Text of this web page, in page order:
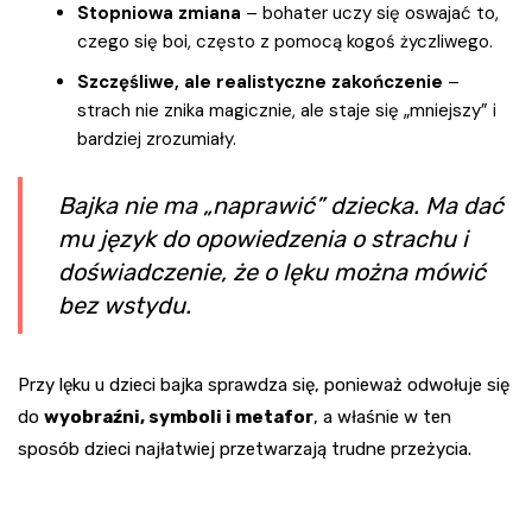
Stopniowa zmiana – bohater uczy się oswajać to,
czego się boi, często z pomocą kogoś życzliwego.
Szczęśliwe, ale realistyczne zakończenie –
strach nie znika magicznie, ale staje się „mniejszy” i
bardziej zrozumiały.
Bajka nie ma „naprawić” dziecka. Ma dać
mu język do opowiedzenia o strachu i
doświadczenie, że o lęku można mówić
bez wstydu.
Przy lęku u dzieci bajka sprawdza się, ponieważ odwołuje się
do wyobraźni, symboli i metafor, a właśnie w ten
sposób dzieci najłatwiej przetwarzają trudne przeżycia.